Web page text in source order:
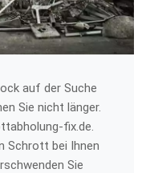
auf der Suche
Sie nicht länger.
fix.de.
Schrott bei Ihnen
Sie